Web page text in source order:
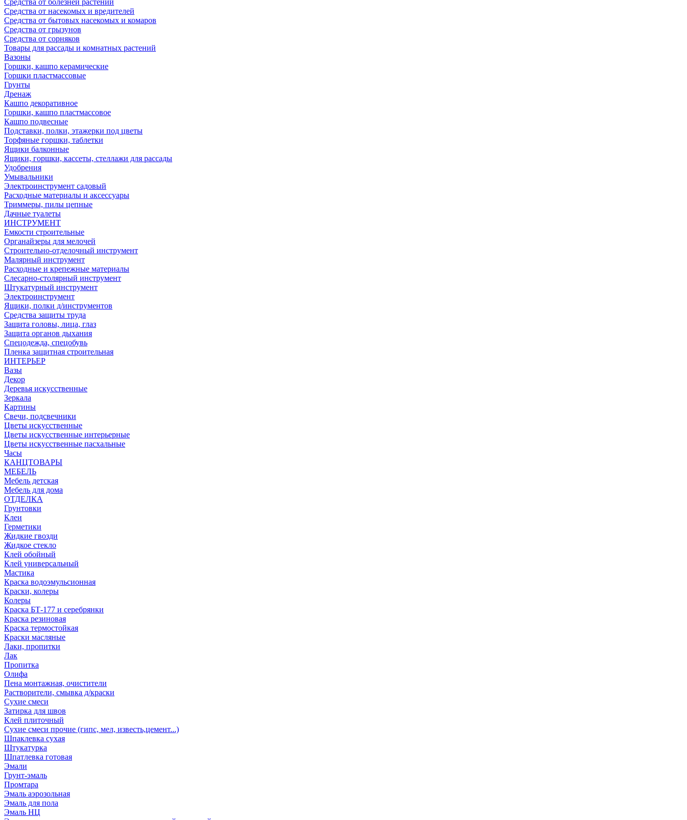
Средства от болезней растений
Средства от насекомых и вредителей
Средства от бытовых насекомых и комаров
Средства от грызунов
Средства от сорняков
Товары для рассады и комнатных растений
Вазоны
Горшки, кашпо керамические
Горшки пластмассовые
Грунты
Дренаж
Кашпо декоративное
Горшки, кашпо пластмассовое
Кашпо подвесные
Подставки, полки, этажерки под цветы
Торфяные горшки, таблетки
Ящики балконные
Ящики, горшки, кассеты, стеллажи для рассады
Удобрения
Умывальники
Электроинструмент садовый
Расходные материалы и аксессуары
Триммеры, пилы цепные
Дачные туалеты
ИНСТРУМЕНТ
Емкости строительные
Органайзеры для мелочей
Строительно-отделочный инструмент
Малярный инструмент
Расходные и крепежные материалы
Слесарно-столярный инструмент
Штукатурный инструмент
Электроинструмент
Ящики, полки д/инструментов
Средства защиты труда
Защита головы, лица, глаз
Защита органов дыхания
Спецодежда, спецобувь
Пленка защитная строительная
ИНТЕРЬЕР
Вазы
Декор
Деревья искусственные
Зеркала
Картины
Свечи, подсвечники
Цветы искусственные
Цветы искусственные интерьерные
Цветы искусственные пасхальные
Часы
КАНЦТОВАРЫ
МЕБЕЛЬ
Мебель детская
Мебель для дома
ОТДЕЛКА
Грунтовки
Клеи
Герметики
Жидкие гвозди
Жидкое стекло
Клей обойный
Клей универсальный
Мастика
Краска водоэмульсионная
Краски, колеры
Колеры
Краска БТ-177 и серебрянки
Краска резиновая
Краска термостойкая
Краски масляные
Лаки, пропитки
Лак
Пропитка
Олифа
Пена монтажная, очистители
Растворители, смывка д/краски
Сухие смеси
Затирка для швов
Клей плиточный
Сухие смеси прочие (гипс, мел, известь,цемент...)
Шпаклевка сухая
Штукатурка
Шпатлевка готовая
Эмали
Грунт-эмаль
Промтара
Эмаль аэрозольная
Эмаль для пола
Эмаль НЦ